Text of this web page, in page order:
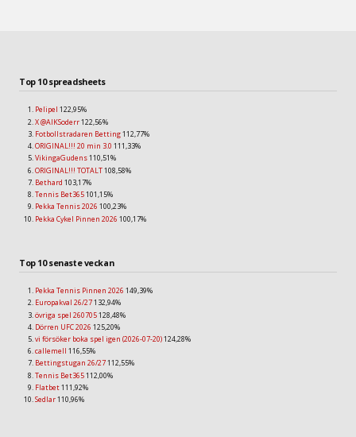
Top 10 spreadsheets
Pelipel 122,95%
X @AIKSoderr122,56%
Fotbollstradaren Betting112,77%
ORIGINAL!!! 20 min 3.0 111,33%
VikingaGudens110,51%
ORIGINAL!!! TOTALT108,58%
Bethard 103,17%
Tennis Bet365101,15%
Pekka Tennis 2026 100,23%
Pekka Cykel Pinnen 2026 100,17%
Top 10 senaste veckan
Pekka Tennis Pinnen 2026 149,39%
Europakval 26/27132,94%
övriga spel 260705128,48%
Dörren UFC 2026 125,20%
vi försöker boka spel igen (2026-07-20)124,28%
callemell 116,55%
Bettingstugan 26/27112,55%
Tennis Bet365112,00%
Flatbet111,92%
Sedlar110,96%